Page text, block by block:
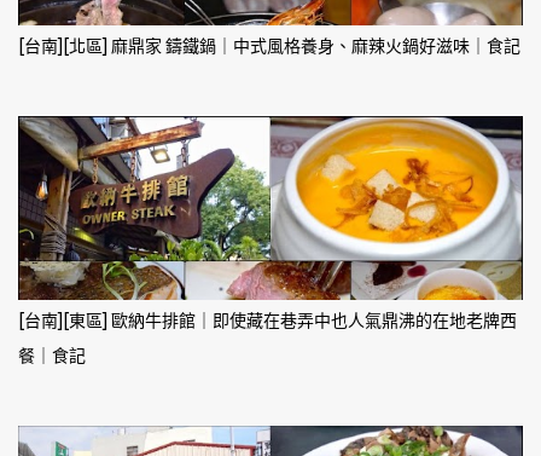
[台南][北區] 麻鼎家 鑄鐵鍋｜中式風格養身、麻辣火鍋好滋味｜食記
[台南][東區] 歐納牛排館｜即使藏在巷弄中也人氣鼎沸的在地老牌西
餐｜食記